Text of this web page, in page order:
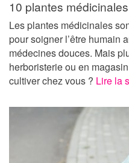
10 plantes
Les plantes médicinales
pour soigner l’être humain
médecines douces. Mais
herboristerie ou en
cultiver chez vous ? Lire la